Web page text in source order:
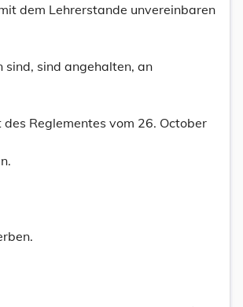
dem Lehrerstande unvereinbaren
sind, sind angehalten, an
Reglementes vom 26. October